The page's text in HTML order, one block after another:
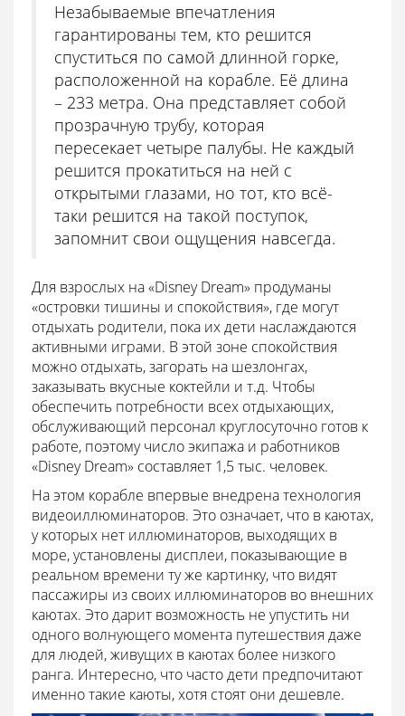
Незабываемые впечатления
гарантированы тем, кто решится
спуститься по самой длинной горке,
расположенной на корабле. Её длина
– 233 метра. Она представляет собой
прозрачную трубу, которая
пересекает четыре палубы. Не каждый
решится прокатиться на ней с
открытыми глазами, но тот, кто всё-
таки решится на такой поступок,
запомнит свои ощущения навсегда.
Для взрослых на «Disney Dream» продуманы
«островки тишины и спокойствия», где могут
отдыхать родители, пока их дети наслаждаются
активными играми. В этой зоне спокойствия
можно отдыхать, загорать на шезлонгах,
заказывать вкусные коктейли и т.д. Чтобы
обеспечить потребности всех отдыхающих,
обслуживающий персонал круглосуточно готов к
работе, поэтому число экипажа и работников
«Disney Dream» составляет 1,5 тыс. человек.
На этом корабле впервые внедрена технология
видеоиллюминаторов. Это означает, что в каютах,
у которых нет иллюминаторов, выходящих в
море, установлены дисплеи, показывающие в
реальном времени ту же картинку, что видят
пассажиры из своих иллюминаторов во внешних
каютах. Это дарит возможность не упустить ни
одного волнующего момента путешествия даже
для людей, живущих в каютах более низкого
ранга. Интересно, что часто дети предпочитают
именно такие каюты, хотя стоят они дешевле.